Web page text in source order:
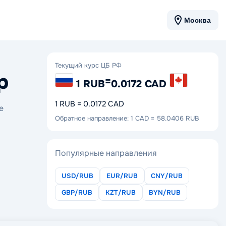
Москва
Текущий курс ЦБ РФ
1 RUB=0.0172 CAD
1 RUB = 0.0172 CAD
Обратное направление: 1 CAD = 58.0406 RUB
Популярные направления
USD/RUB EUR/RUB
CNY/RUB
GBP/RUB
KZT/RUB BYN/RUB